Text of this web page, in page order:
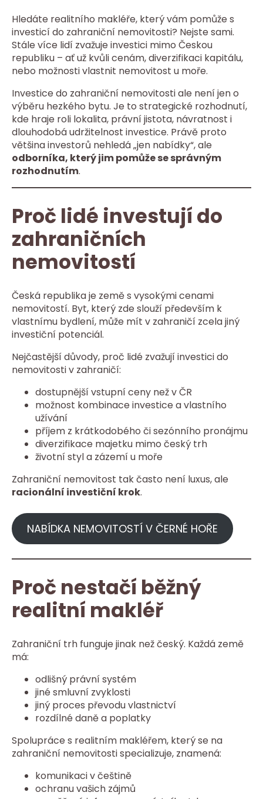
Hledáte realitního makléře, který vám pomůže s
investicí do zahraniční nemovitosti? Nejste sami.
Stále více lidí zvažuje investici mimo Českou
republiku – ať už kvůli cenám, diverzifikaci kapitálu,
nebo možnosti vlastnit nemovitost u moře.
Investice do zahraniční nemovitosti ale není jen o
výběru hezkého bytu. Je to strategické rozhodnutí,
kde hraje roli lokalita, právní jistota, návratnost i
dlouhodobá udržitelnost investice. Právě proto
většina investorů nehledá „jen nabídky“, ale
odborníka, který jim pomůže se správným
rozhodnutím.
Proč lidé investují do
zahraničních
nemovitostí
Česká republika je země s vysokými cenami
nemovitostí. Byt, který zde slouží především k
vlastnímu bydlení, může mít v zahraničí zcela jiný
investiční potenciál.
Nejčastější důvody, proč lidé zvažují investici do
nemovitosti v zahraničí:
dostupnější vstupní ceny než v ČR
možnost kombinace investice a vlastního
užívání
příjem z krátkodobého či sezónního pronájmu
diverzifikace majetku mimo český trh
životní styl a zázemí u moře
Zahraniční nemovitost tak často není luxus, ale
racionální investiční krok.
NABÍDKA NEMOVITOSTÍ V ČERNÉ HOŘE
Proč nestačí běžný
realitní makléř
Zahraniční trh funguje jinak než český. Každá země
má:
odlišný právní systém
jiné smluvní zvyklosti
jiný proces převodu vlastnictví
rozdílné daně a poplatky
Spolupráce s realitním makléřem, který se na
zahraniční nemovitosti specializuje, znamená:
komunikaci v češtině
ochranu vašich zájmů